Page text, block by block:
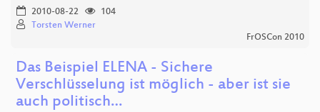
2010-08-22
104
Torsten Werner
FrOSCon 2010
Das Beispiel ELENA - Sichere
Verschlüsselung ist möglich - aber ist sie
auch politisch…